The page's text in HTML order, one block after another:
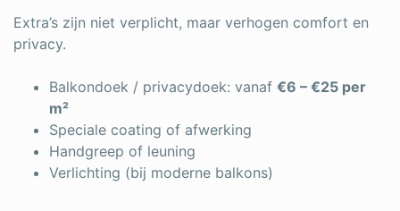
Extra’s zijn niet verplicht, maar verhogen comfort en
privacy.
Balkondoek / privacydoek: vanaf €6 – €25 per
m²
Speciale coating of afwerking
Handgreep of leuning
Verlichting (bij moderne balkons)